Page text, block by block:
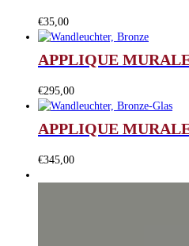
€35,00
APPLIQUE
€295,00
APPLIQUE
€345,00